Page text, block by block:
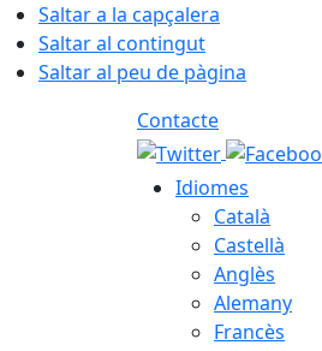
Saltar a la capçalera
Saltar al contingut
Saltar al peu de pàgina
Contacte
Idiomes
Català
Castellà
Anglès
Alemany
Francès